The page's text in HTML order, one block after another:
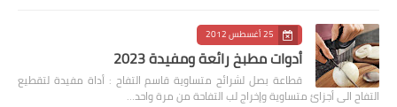
25 أغسطس 2012
أدوات مطبخ رائعة ومفيدة 2023
قطاعة بصل لشرائح متساوية قاسم التفاح : أداة مفيدة لتقطيع
التفاح الى أجزائ متساوية وإخراج لب التفاحة من مرة واحد…